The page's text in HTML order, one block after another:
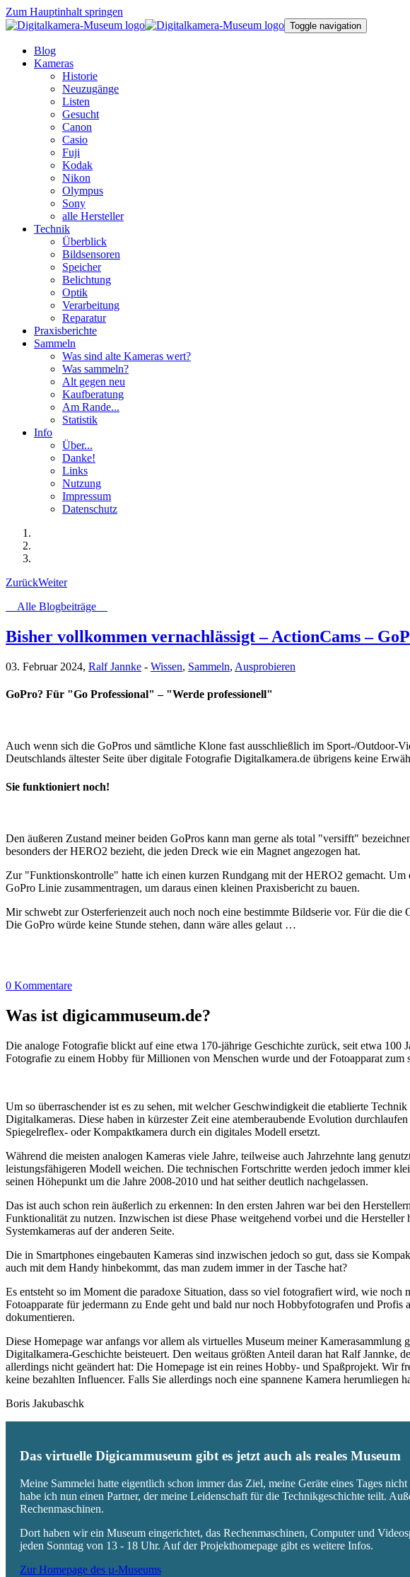
Zum Hauptinhalt springen
Toggle navigation
Blog
Kameras
Historie
Neuzugänge
Listen
Gesucht
Canon
Casio
Fuji
Kodak
Nikon
Olympus
Sony
alle Hersteller
Technik
Überblick
Bildsensoren
Speicher
Belichtung
Optik
Verarbeitung
Reparatur
Praxisberichte
Sammeln
Was sind alte Kameras wert?
Was sammeln?
Alt gegen neu
Kaufberatung
Am Rande...
Statistik
Info
Über...
Danke!
Links
Nutzung
Impressum
Datenschutz
ZurückWeiter
Alle Blogbeiträge
Bisher vollkommen vernachlässigt – ActionCams –
03. Februar 2024, Ralf Jannke - Wissen, Sammeln, Ausprobieren
GoPro? Für "Go Professional" – "Werde professionell"
Auch wenn sich die GoPros und sämtliche Klone fast ausschließlich im Sport-/Outdoor-
Deutschlands ältester Seite über digitale Fotografie Digitalkamera.de übrigens keine
Sie funktioniert noch!
Den äußeren Zustand meiner beiden GoPros kann man gerne als total "versifft"
besonders der HERO2 bezieht, die jeden Dreck wie ein Magnet angezogen hat.
Zur "Funktionskontrolle" hatte ich einen kurzen Rundgang mit der HERO2 gemacht.
GoPro Linie zusammentragen, um daraus einen kleinen Praxisbericht zu bauen.
Mir schwebt zur Osterferienzeit auch noch noch eine bestimmte Bildserie vor. Für die
Die GoPro würde keine Stunde stehen, dann wäre alles gelaut …
0 Kommentare
Was ist digicammuseum.de?
Die analoge Fotografie blickt auf eine etwa 170-jährige Geschichte zurück, seit etwa 100
Fotografie zu einem Hobby für Millionen von Menschen wurde und der Fotoapparat zum
Um so überraschender ist es zu sehen, mit welcher Geschwindigkeit die etablierte
Digitalkameras. Diese haben in kürzester Zeit eine atemberaubende Evolution
Spiegelreflex- oder Kompaktkamera durch ein digitales Modell ersetzt.
Während die meisten analogen Kameras viele Jahre, teilweise auch Jahrzehnte lang
leistungsfähigeren Modell weichen. Die technischen Fortschritte werden jedoch immer
seinen Höhepunkt um die Jahre 2008-2010 und hat seither deutlich nachgelassen.
Das ist auch schon rein äußerlich zu erkennen: In den ersten Jahren war bei den
Funktionalität zu nutzen. Inzwischen ist diese Phase weitgehend vorbei und die
Systemkameras auf der anderen Seite.
Die in Smartphones eingebauten Kameras sind inzwischen jedoch so gut, dass sie
auch mit dem Handy hinbekommt, das man zudem immer in der Tasche hat?
Es entsteht so im Moment die paradoxe Situation, dass so viel fotografiert wird, wie
Fotoapparate für jedermann zu Ende geht und bald nur noch Hobbyfotografen und
dokumentieren.
Diese Homepage war anfangs vor allem als virtuelles Museum meiner
Digitalkamera-Geschichte beisteuert. Den weitaus größten Anteil daran hat Ralf Jannke,
allerdings nicht geändert hat: Die Homepage ist ein reines Hobby- und Spaßprojekt. Wir
keine bezahlten Influencer. Falls Sie allerdings noch eine spannene Kamera
Boris Jakubaschk
Das virtuelle Digicammuseum gibt es jetzt auch als reales Museum
Meine Sammelei hatte eigentlich schon immer das Ziel, meine Geräte eines Tages
habe ich nun einen Partner, der meine Leidenschaft für die Technikgeschichte teilt.
Rechenmaschinen.
Dort haben wir ein Museum eingerichtet, das Rechenmaschinen, Computer und
jeden Sonntag von 13 - 18 Uhr. Auf der Projekthomepage gibt es weitere Infos.
Zur Homepage des µ-Museums